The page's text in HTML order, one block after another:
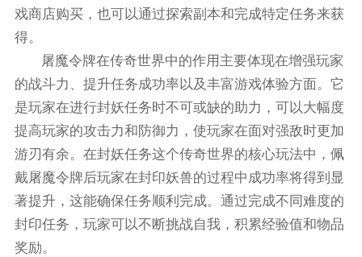
戏商店购买，也可以通过探索副本和完成特定任务来获
得。
屠魔令牌在传奇世界中的作用主要体现在增强玩家
的战斗力、提升任务成功率以及丰富游戏体验方面。它
是玩家在进行封妖任务时不可或缺的助力，可以大幅度
提高玩家的攻击力和防御力，使玩家在面对强敌时更加
游刃有余。在封妖任务这个传奇世界的核心玩法中，佩
戴屠魔令牌后玩家在封印妖兽的过程中成功率将得到显
著提升，这能确保任务顺利完成。通过完成不同难度的
封印任务，玩家可以不断挑战自我，积累经验值和物品
奖励。